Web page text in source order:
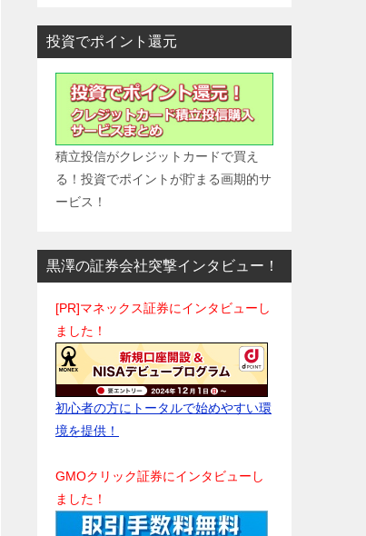
投資でポイント還元
積立投信がクレジットカードで買え
る！投資でポイントが貯まる画期的サ
ービス！
黒澤の証券会社突撃インタビュー！
[PR]マネックス証券にインタビューし
ました！
初心者の方にトータルで始めやすい環
境を提供！
GMOクリック証券にインタビューし
ました！